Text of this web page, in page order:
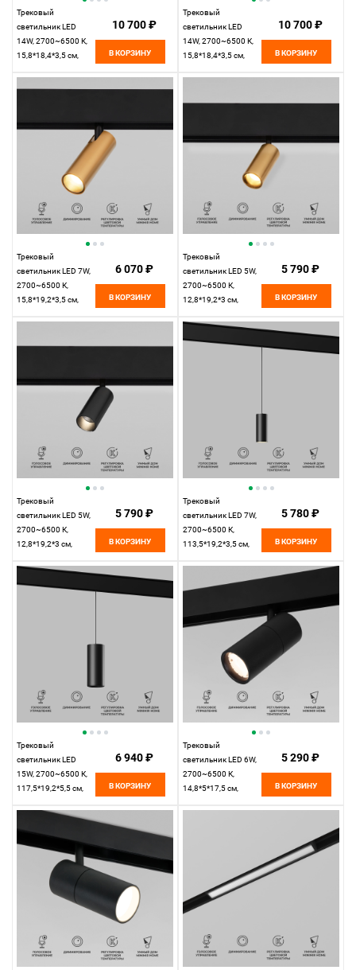
Трековый
светильник LED
14W, 2700~6500 К,
15,8*18,4*3,5 см,
10 700 ₽
В КОРЗИНУ
Трековый
светильник LED
14W, 2700~6500 К,
15,8*18,4*3,5 см,
10 700 ₽
В КОРЗИНУ
Трековый
светильник LED 7W,
2700~6500 К,
15,8*19,2*3,5 см,
6 070 ₽
В КОРЗИНУ
Трековый
светильник LED 5W,
2700~6500 К,
12,8*19,2*3 см,
Elektrostandard Slim
Magnetic 85071/01
5 790 ₽
В КОРЗИНУ
Трековый
светильник LED 5W,
2700~6500 К,
12,8*19,2*3 см,
Elektrostandard Slim
Magnetic 85071/01
5 790 ₽
В КОРЗИНУ
Трековый
светильник LED 7W,
2700~6500 К,
113,5*19,2*3,5 см,
Magnetic 85072/01
5 780 ₽
В КОРЗИНУ
Трековый
светильник LED
15W, 2700~6500 К,
117,5*19,2*5,5 см,
Elektrostandard Slim
Magnetic 85073/01
6 940 ₽
В КОРЗИНУ
Трековый
светильник LED 6W,
2700~6500 К,
14,8*5*17,5 см,
5 290 ₽
В КОРЗИНУ